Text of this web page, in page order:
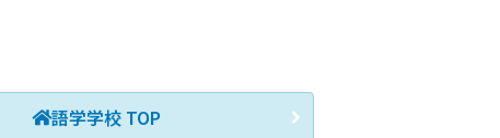
語学学校 TOP